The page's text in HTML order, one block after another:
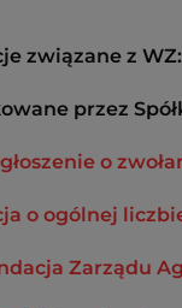
związane z WZ:
przez
o
o ogólnej
Zarządu